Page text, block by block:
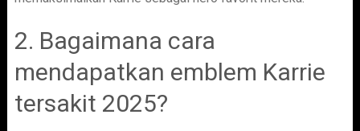
2. Bagaimana cara
mendapatkan emblem Karrie
tersakit 2025?